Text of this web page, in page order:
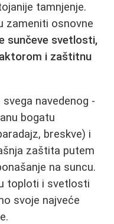
tamnjenje.
zameniti osnovne
sunčeve svetlosti,
i zaštitnu
navedenog -
bogatu
breskve) i
zaštita putem
na suncu.
toploti i svetlosti
svoje najveće